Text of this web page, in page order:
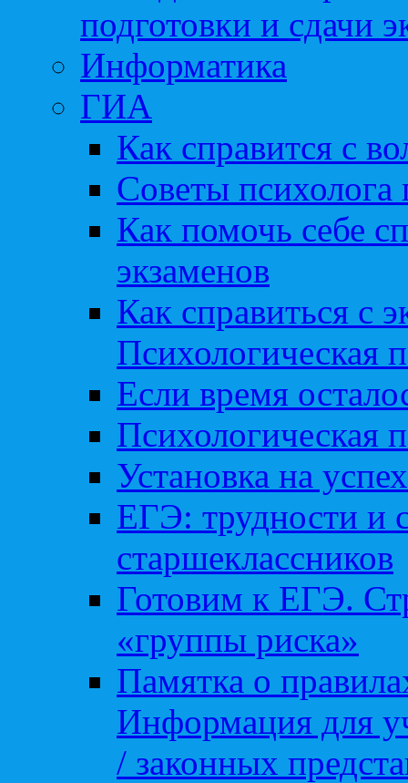
подготовки и сдачи
Информатика
ГИА
Как справится с
Советы
Как помочь себе
экзаменов
Как справиться с
Психологическая
Если время
Психологическая
Установка на успех
ЕГЭ: трудности и
старшеклассников
Готовим к ЕГЭ.
«группы риска»
Памятка о
Информация для
/ законных